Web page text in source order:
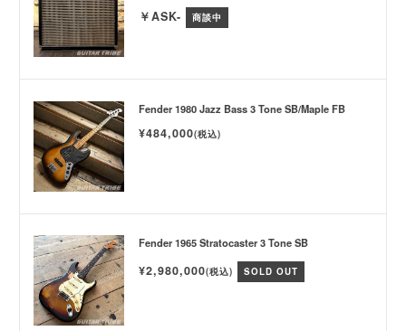
￥ASK- 商談中
Fender 1980 Jazz Bass 3 Tone SB/Maple FB
¥484,000(税込)
Fender 1965 Stratocaster 3 Tone SB
¥2,980,000(税込) SOLD OUT